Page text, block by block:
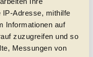
IP-Adresse, mithilfe
Informationen auf
zuzugreifen und so
Messungen von
4MOTION DSG
Digitales Cockpit
Verkehrszeichen-Erkennung
USB
Reifendruck-Kontrolle
210 km 193 PS (142 kW)
€ 56.420,-